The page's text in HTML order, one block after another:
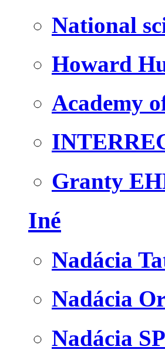
National
Howard
Academy
Granty
Iné
Nadácia
Nadácia
Nadácia